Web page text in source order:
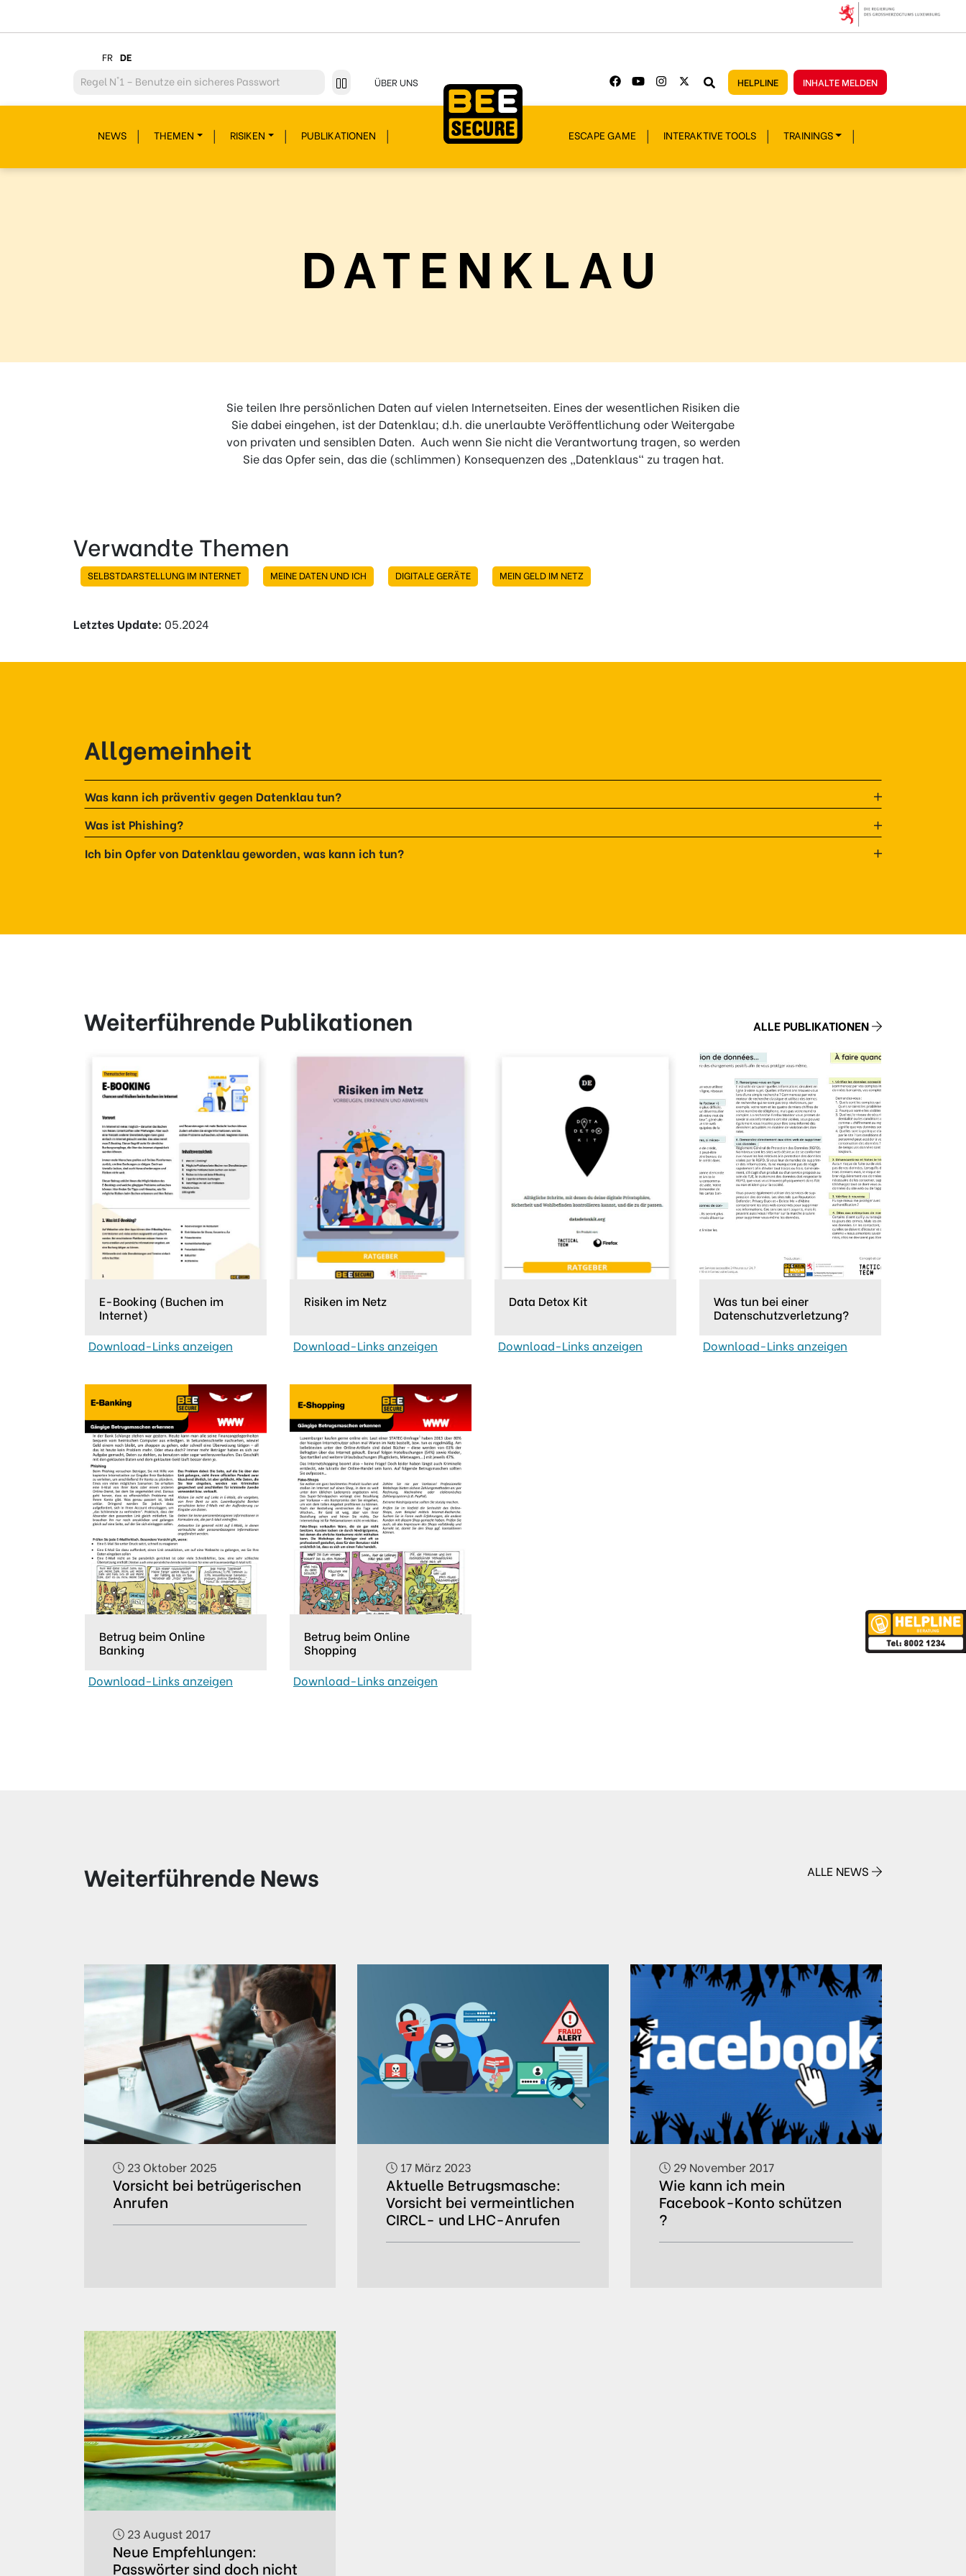
FR DE
Regel N°2 – Überdenke jeden deiner Klicks
RegelN°3 – Überdenke was du postest
RegelN°4 – Respektiere andere
RegelN°5 – Schütze dich vor Hackern/Malware
ÜBER UNS HELPLINE INHALTE MELDEN
NEWS THEMEN RISIKEN PUBLIKATIONEN ESCAPE GAME INTERAKTIVE TOOLS TRAININGS
DATENKLAU
Sie teilen Ihre persönlichen Daten auf vielen Internetseiten. Eines der wesentlichen Risiken die
Sie dabei eingehen, ist der Datenklau; d.h. die unerlaubte Veröffentlichung oder Weitergabe
von privaten und sensiblen Daten. Auch wenn Sie nicht die Verantwortung tragen, so werden
Sie das Opfer sein, das die (schlimmen) Konsequenzen des „Datenklaus“ zu tragen hat.
Verwandte Themen
SELBSTDARSTELLUNG IM INTERNET MEINE DATEN UND ICH DIGITALE GERÄTE MEIN GELD IM NETZ
Letztes Update: 05.2024
Allgemeinheit
Was kann ich präventiv gegen Datenklau tun?
Was ist Phishing?
Ich bin Opfer von Datenklau geworden, was kann ich tun?
Weiterführende Publikationen ALLE PUBLIKATIONEN
E-Booking (Buchen im
Internet)
Download-Links anzeigen
Risiken im Netz
Download-Links anzeigen
Data Detox Kit
Download-Links anzeigen
Was tun bei einer
Datenschutzverletzung?
Download-Links anzeigen
Betrug beim Online
Banking
Download-Links anzeigen
Betrug beim Online
Shopping
Download-Links anzeigen
Weiterführende News ALLE NEWS
23 Oktober 2025
Vorsicht bei betrügerischen
Anrufen
17 März 2023
Aktuelle Betrugsmasche:
Vorsicht bei vermeintlichen
CIRCL- und LHC-Anrufen
29 November 2017
Wie kann ich mein
Facebook-Konto schützen
?
23 August 2017
Neue Empfehlungen:
Passwörter sind doch nicht